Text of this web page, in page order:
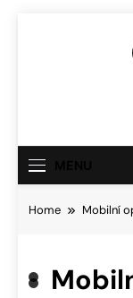
Home Mobilní